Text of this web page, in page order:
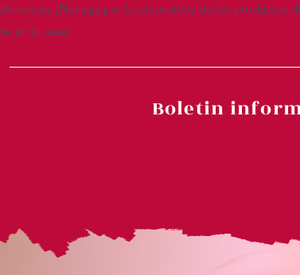
¡Navega por la diapositiva de los productos
en tu casa!
Boletin